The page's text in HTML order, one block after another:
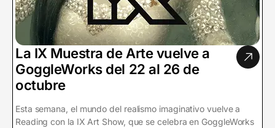
La IX Muestra de Arte vuelve a
GoggleWorks del 22 al 26 de
octubre
Esta semana, el mundo del realismo imaginativo vuelve a
Reading con la IX Art Show, que se celebra en GoggleWorks